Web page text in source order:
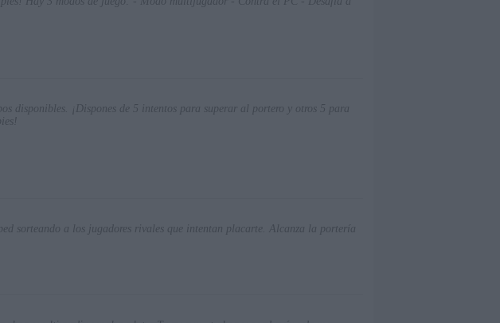
disponibles. ¡Dispones de 5 intentos para superar al portero y otros 5 para
sorteando a los jugadores rivales que intentan placarte. Alcanza la portería